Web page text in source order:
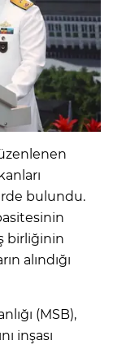
bulundu.
birliğinin
alındığı
(MSB),
inşası